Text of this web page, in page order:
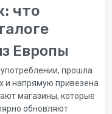
что
Европы
прошла
и напрямую привезена
магазины, которые
обновляют